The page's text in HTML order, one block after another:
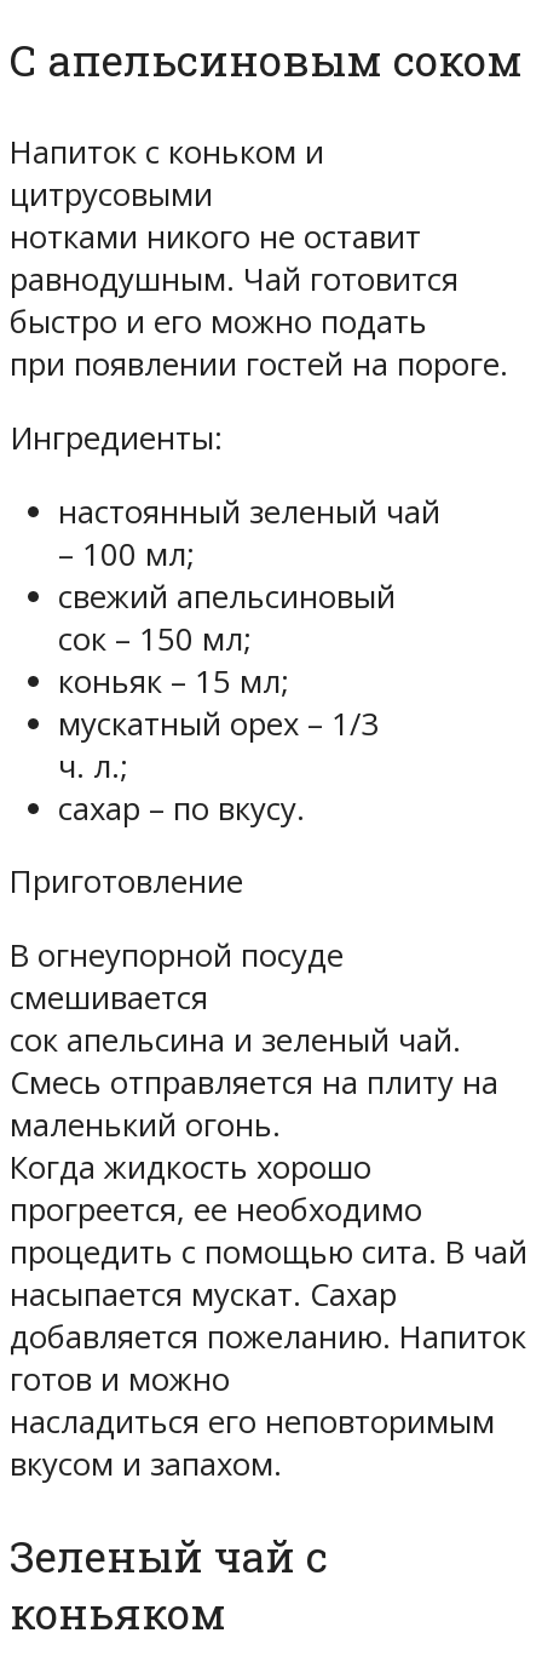
С апельсиновым соком
Напиток с коньком и
цитрусовыми
нотками никого не оставит
равнодушным. Чай готовится
быстро и его можно подать
при появлении гостей на пороге.
Ингредиенты:
настоянный зеленый чай
– 100 мл;
свежий апельсиновый
сок – 150 мл;
коньяк – 15 мл;
мускатный орех – 1/3
ч. л.;
сахар – по вкусу.
Приготовление
В огнеупорной посуде
смешивается
сок апельсина и зеленый чай.
Смесь отправляется на плиту на
маленький огонь.
Когда жидкость хорошо
прогреется, ее необходимо
процедить с помощью сита. В чай
насыпается мускат. Сахар
добавляется пожеланию. Напиток
готов и можно
насладиться его неповторимым
вкусом и запахом.
Зеленый чай с
коньяком